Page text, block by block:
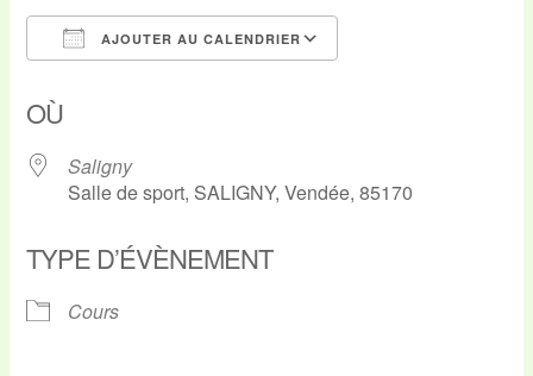
AJOUTER AU CALENDRIER
OÙ
Saligny
Salle de sport, SALIGNY, Vendée, 85170
TYPE D’ÉVÈNEMENT
Cours